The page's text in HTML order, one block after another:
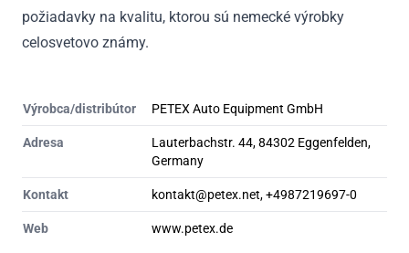
požiadavky na kvalitu, ktorou sú nemecké výrobky
celosvetovo známy.
Výrobca/distribútor PETEX Auto Equipment GmbH
Adresa
Lauterbachstr. 44, 84302 Eggenfelden,
Germany
Kontakt kontakt@petex.net, +4987219697-0
Web www.petex.de